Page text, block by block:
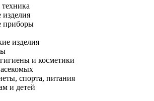
приборы
изделия
и косметики
спорта, питания
и детей